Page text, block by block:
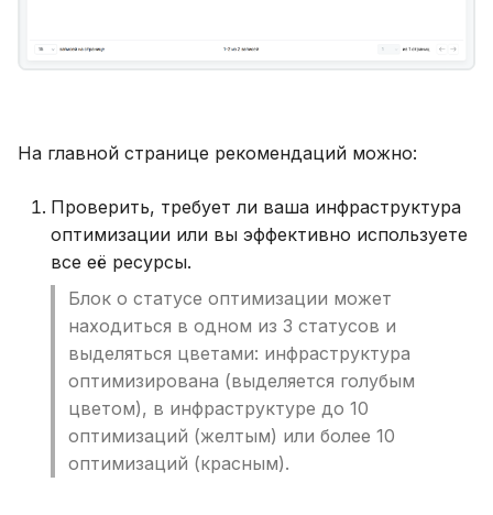
На главной странице рекомендаций можно:
Проверить, требует ли ваша инфраструктура
оптимизации или вы эффективно используете
все её ресурсы.
Блок о статусе оптимизации может
находиться в одном из 3 статусов и
выделяться цветами: инфраструктура
оптимизирована (выделяется голубым
цветом), в инфраструктуре до 10
оптимизаций (желтым) или более 10
оптимизаций (красным).